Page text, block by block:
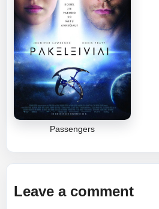
Passengers
Leave a comment